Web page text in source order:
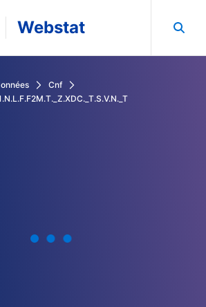
navigation
Webstat
Cnf